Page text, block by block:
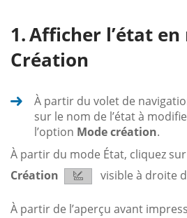
Afficher l’état en
Création
À partir du volet de
sur le nom de l’état à
l’option Mode création.
À partir du mode État, cliquez
Création
visible à droite
À partir de l’aperçu avant